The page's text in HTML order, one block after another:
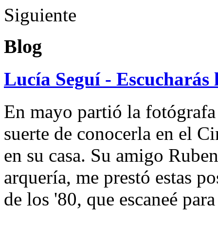
Siguiente
Blog
Lucía Seguí - Escucharás
En mayo partió la
suerte de conocerla en el
en su casa. Su amigo
arquería, me prestó estas
de los '80, que escaneé